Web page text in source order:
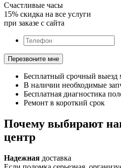
Счастливые часы
15% скидка на все услуги
при заказе с сайта
Бесплатный срочный выезд
В наличии необходимые
Бесплатная диагностика
Ремонт в короткий срок
Почему выбирают
центр
Надежная доставка